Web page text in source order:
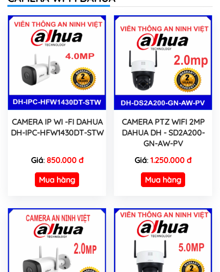
CAMERA IP WI -FI DAHUA
DH-IPC-HFW1430DT-STW
Giá: 850.000 đ
Mua hàng
CAMERA PTZ WIFI 2MP
DAHUA DH - SD2A200-
GN-AW-PV
Giá: 1.250.000 đ
Mua hàng